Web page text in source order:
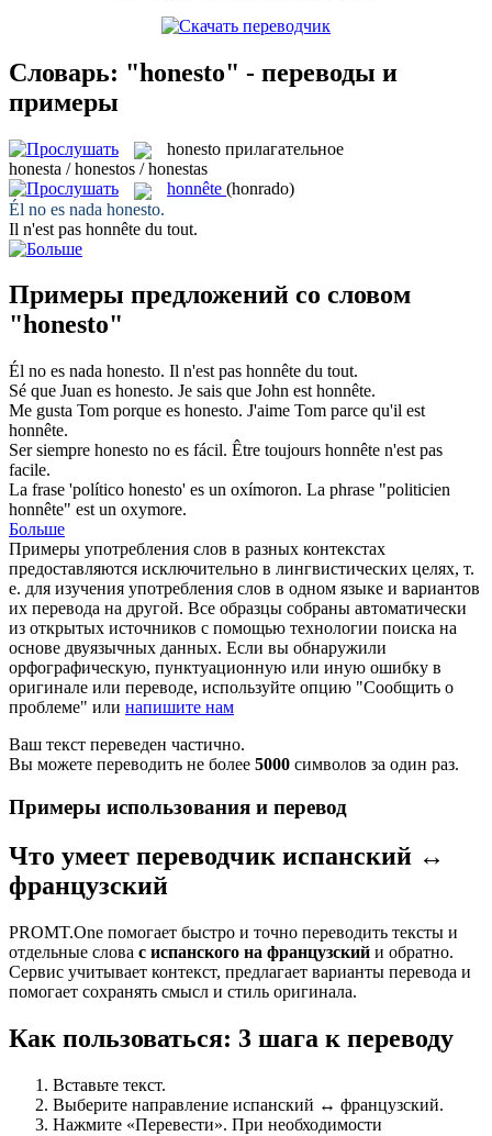
Словарь: "honesto" - переводы и
примеры
honesto прилагательное
honesta / honestos / honestas
honnête (honrado)
Él no es nada honesto.
Il n'est pas honnête du tout.
Примеры предложений со словом
"honesto"
Él no es nada honesto. Il n'est pas honnête du tout.
Sé que Juan es honesto. Je sais que John est honnête.
Me gusta Tom porque es honesto. J'aime Tom parce qu'il est
honnête.
Ser siempre honesto no es fácil. Être toujours honnête n'est pas
facile.
La frase 'político honesto' es un oxímoron. La phrase "politicien
honnête" est un oxymore.
Больше
Примеры употребления слов в разных контекстах
предоставляются исключительно в лингвистических целях, т.
е. для изучения употребления слов в одном языке и вариантов
их перевода на другой. Все образцы собраны автоматически
из открытых источников с помощью технологии поиска на
основе двуязычных данных. Если вы обнаружили
орфографическую, пунктуационную или иную ошибку в
оригинале или переводе, используйте опцию "Сообщить о
проблеме" или напишите нам
Ваш текст переведен частично.
Вы можете переводить не более 5000 символов за один раз.
Примеры использования и перевод
Что умеет переводчик испанский ↔
французский
PROMT.One помогает быстро и точно переводить тексты и
отдельные слова с испанского на французский и обратно.
Сервис учитывает контекст, предлагает варианты перевода и
помогает сохранять смысл и стиль оригинала.
Как пользоваться: 3 шага к переводу
Вставьте текст.
Выберите направление испанский ↔ французский.
Нажмите «Перевести». При необходимости